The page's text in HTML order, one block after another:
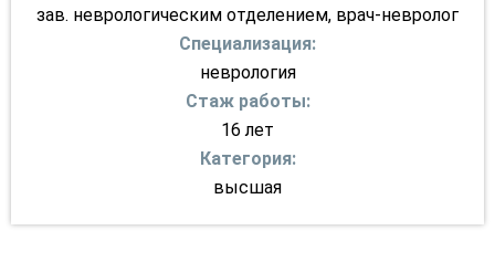
зав. неврологическим отделением, врач-невролог
Специализация:
неврология
Стаж работы:
16 лет
Категория:
высшая